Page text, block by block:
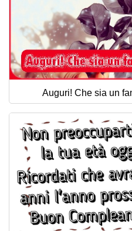
Auguri! Che sia un